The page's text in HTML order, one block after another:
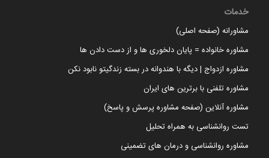
خدمات
مشاورانه (صفحه اصلی)
مشاوره خانواده = پایان دلخوری ها و از دست دادن ها
مشاوره ازدواج | دیگه با هندوانه در بسته زندگیتو نابود نکن
مشاوره تلفنی با برترین های ایران
مشاوره آنلاین (صفحه مشاوره پرسش و پاسخ)
تست روانشناسی به همراه تحلیل
مشاوره روانشناسی و درمان های تضمینی